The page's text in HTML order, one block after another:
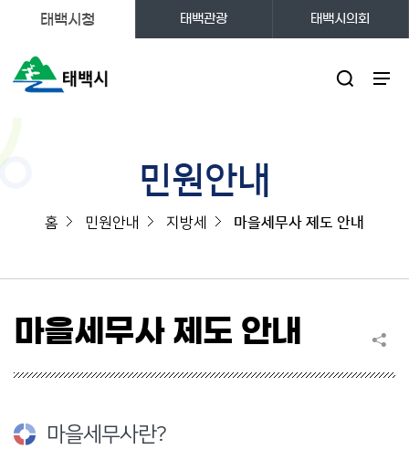
태백시청 태백관광 태백시의회
민원안내
홈 민원안내 지방세 마을세무사 제도 안내
마을세무사 제도 안내
마을세무사란?